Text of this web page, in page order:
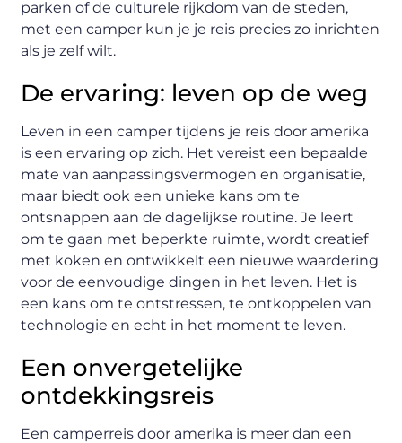
parken of de culturele rijkdom van de steden,
met een camper kun je je reis precies zo inrichten
als je zelf wilt.
De ervaring: leven op de weg
Leven in een camper tijdens je reis door amerika
is een ervaring op zich. Het vereist een bepaalde
mate van aanpassingsvermogen en organisatie,
maar biedt ook een unieke kans om te
ontsnappen aan de dagelijkse routine. Je leert
om te gaan met beperkte ruimte, wordt creatief
met koken en ontwikkelt een nieuwe waardering
voor de eenvoudige dingen in het leven. Het is
een kans om te ontstressen, te ontkoppelen van
technologie en echt in het moment te leven.
Een onvergetelijke
ontdekkingsreis
Een camperreis door amerika is meer dan een